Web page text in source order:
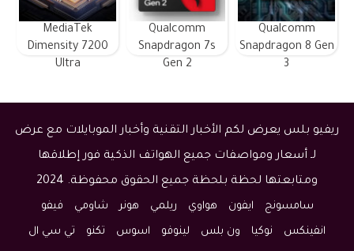
Qualcomm
Snapdragon 8 Gen
3
Qualcomm
Snapdragon 7s
Gen 2
MediaTek
Dimensity 7200
Ultra
ريفيو بلس يعرض لكم الأخبار التقنية وأخبار الموبايلات مع عرض
لـ أسعار ومواصفات جميع الهواتف الذكية فور إطلاقها
ومتابعتها لحظة بلحظة جميع الحقوق محفوظة. 2024
سامسونج ايفون هواوي ريلمي هونر شاومي فيفو
انفينكس نوكيا ون بلس لينوفو اسوس تكنو تي سي ال